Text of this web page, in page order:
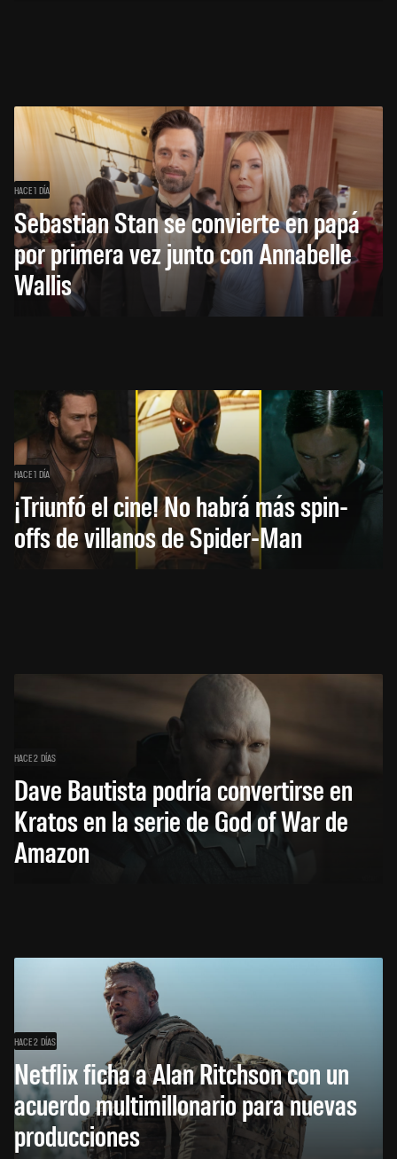
HACE 1 DÍA
Sebastian Stan se convierte en papá
por primera vez junto con Annabelle
Wallis
HACE 1 DÍA
¡Triunfó el cine! No habrá más spin-
offs de villanos de Spider-Man
HACE 2 DÍAS
Dave Bautista podría convertirse en
Kratos en la serie de God of War de
Amazon
HACE 2 DÍAS
Netflix ficha a Alan Ritchson con un
acuerdo multimillonario para nuevas
producciones